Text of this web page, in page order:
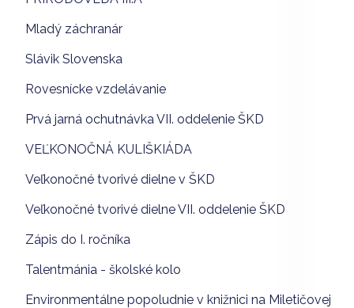
Mladý záchranár
Slávik Slovenska
Rovesnícke vzdelávanie
Prvá jarná ochutnávka VII. oddelenie ŠKD
VEĽKONOČNÁ KULIŠKIÁDA
Veľkonočné tvorivé dielne v ŠKD
Veľkonočné tvorivé dielne VII. oddelenie ŠKD
Zápis do I. ročníka
Talentmánia - školské kolo
Environmentálne popoludnie v knižnici na Miletičovej